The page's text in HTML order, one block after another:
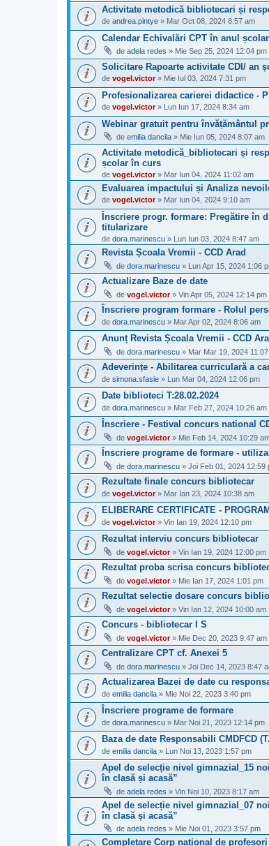
Activitate metodică bibliotecari și
de andrea.pintye » Mar Oct 08, 2024 8:57 am
Calendar Echivalări CPT în anul școlar
de adela redes » Mie Sep 25, 2024 12:04 pm
Solicitare Rapoarte activitate CDI/ an
de vogel.victor» Mie Iul 03, 2024 7:31 pm
Profesionalizarea carierei didactice -
de vogel.victor» Lun Iun 17, 2024 8:34 am
Webinar gratuit pentru învățământul
de emilia dancila » Mie Iun 05, 2024 8:07 am
Activitate metodică_bibliotecari și
școlar în curs
de vogel.victor» Mar Iun 04, 2024 11:02 am
Evaluarea impactului și Analiza
de vogel.victor» Mar Iun 04, 2024 9:10 am
Înscriere progr. formare: Pregătire
titularizare
de dora.marinescu » Lun Iun 03, 2024 8:47 am
Revista Școala Vremii - CCD Arad
de dora.marinescu » Lun Apr 15, 2024 1:06
Actualizare Baze de date
de vogel.victor» Vin Apr 05, 2024 12:14 pm
Înscriere program formare - Rolul
de dora.marinescu » Mar Apr 02, 2024 8:06 am
Anunț Revista Școala Vremii - CCD
de dora.marinescu » Mar Mar 19, 2024
Adeverințe - Abilitarea curriculară a
de simona.sfasie » Lun Mar 04, 2024 12:06 pm
Date biblioteci T:28.02.2024
de dora.marinescu » Mar Feb 27, 2024 10:26 am
Înscriere - Festival concurs national
de vogel.victor» Mie Feb 14, 2024 10:29
Înscriere programe de formare -
de dora.marinescu » Joi Feb 01, 2024 12:59
Rezultate finale concurs bibliotecar
de vogel.victor» Mar Ian 23, 2024 10:38 am
ELIBERARE CERTIFICATE -
de vogel.victor» Vin Ian 19, 2024 12:10 pm
Rezultat interviu concurs bibliotecar
de vogel.victor» Vin Ian 19, 2024 12:00 pm
Rezultat proba scrisa concurs
de vogel.victor» Mie Ian 17, 2024 1:01 pm
Rezultat selectie dosare concurs
de vogel.victor» Vin Ian 12, 2024 10:00 am
Concurs - bibliotecar I S
de vogel.victor» Mie Dec 20, 2023 9:47 am
Centralizare CPT cf. Anexei 5
de dora.marinescu » Joi Dec 14, 2023 8:47
Actualizarea Bazei de date cu
de emilia dancila » Mie Noi 22, 2023 3:40 pm
Înscriere programe de formare
de dora.marinescu » Mar Noi 21, 2023 12:14 pm
Baza de date Responsabili CMDFCD
de emilia dancila » Lun Noi 13, 2023 1:57 pm
Apel de selecție nivel gimnazial_15
în clasă și acasă”
de adela redes » Vin Noi 10, 2023 8:17 am
Apel de selecție nivel gimnazial_07
în clasă și acasă”
de adela redes » Mie Noi 01, 2023 3:57 pm
Completare Corp național de